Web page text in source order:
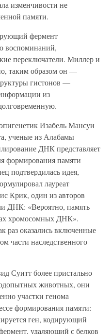
изменчивости не
памяти.
фермент
воспоминаний,
переключатели. Миллер и
таким образом он —
гистонов —
из
Изабель Мансуи
ученые из Алабамы
ДНК представляет
формирования памяти
подтвердилась идея,
лауреат
Крик, один из авторов
ДНК: «Вероятно, память
хромосомных ДНК».
раз оказались включенные
части наследственного
Суитт более пристально
животных, они
участки генома
формирования памяти:
ген, кодирующий
удаляющий с белков